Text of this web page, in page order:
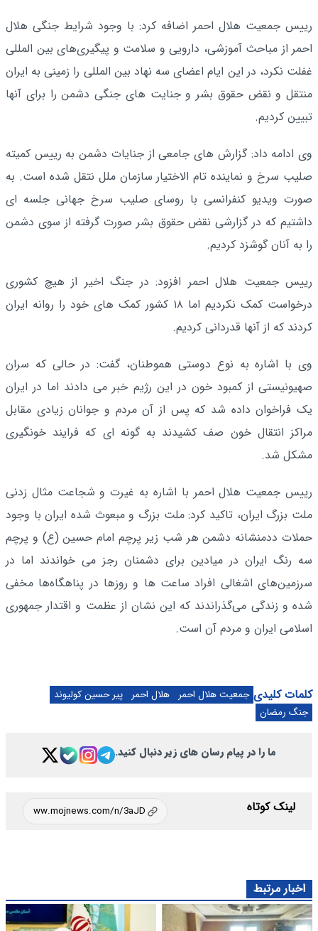
رییس جمعیت هلال احمر اضافه کرد: با وجود شرایط جنگی هلال
احمر از مباحث آموزشی، دارویی و سلامت و پیگیری‌های بین المللی
غفلت نکرد، در این ایام اعضای سه نهاد بین المللی را زمینی به ایران
منتقل و نقض حقوق بشر و جنایت های جنگی دشمن را برای آنها
تبیین کردیم.
وی ادامه داد: گزارش های جامعی از جنایات دشمن به رییس کمیته
صلیب سرخ و نماینده تام الاختیار سازمان ملل نتقل شده است. به
صورت ویدیو کنفرانسی با روسای صلیب سرخ جهانی جلسه ای
داشتیم که در گزارشی نقض حقوق بشر صورت گرفته از سوی دشمن
را به آنان گوشزد کردیم.
رییس جمعیت هلال احمر افزود: در جنگ اخیر از هیچ کشوری
درخواست کمک نکردیم اما ۱۸ کشور کمک های خود را روانه ایران
کردند که از آنها قدردانی کردیم.
وی با اشاره به نوع دوستی هموطنان، گفت: در حالی که سران
صهیونیستی از کمبود خون در این رژیم خبر می دادند اما در ایران
یک فراخوان داده شد که پس از آن مردم و جوانان زیادی مقابل
مراکز انتقال خون صف کشیدند به گونه ای که فرایند خونگیری
مشکل شد.
رییس جمعیت هلال احمر با اشاره به غیرت و شجاعت مثال زدنی
ملت بزرگ ایران، تاکید کرد: ملت بزرگ و مبعوث شده ایران با وجود
حملات ددمنشانه دشمن هر شب زیر پرچم امام حسین (ع) و پرچم
سه رنگ ایران در میادین برای دشمنان رجز می خواندند اما در
سرزمین‌های اشغالی افراد ساعت ها و روزها در پناهگاه‌ها مخفی
شده و زندگی می‌گذراندند که این نشان از عظمت و اقتدار جمهوری
اسلامی ایران و مردم آن است.
کلمات کلیدی جمعیت هلال احمر هلال احمر
پیر حسین کولیوند
جنگ رمضان
ما را در پیام رسان های زیر دنبال کنید.
لینک کوتاه
اخبار مرتبط